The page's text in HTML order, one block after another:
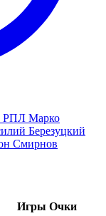
РПЛ Марко
Березуцкий
Смирнов
Игры Очки